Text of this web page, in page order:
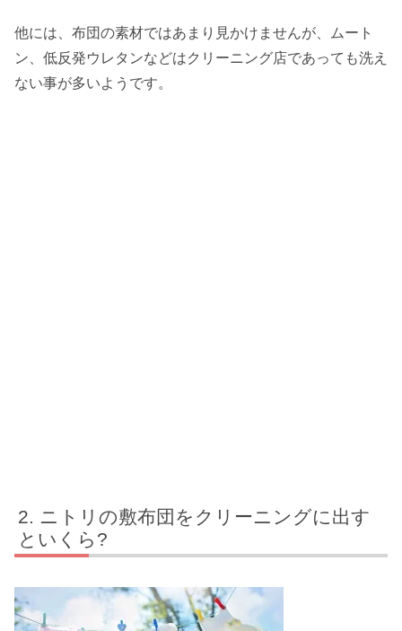
他には、布団の素材ではあまり見かけませんが、ムート
ン、低反発ウレタンなどはクリーニング店であっても洗え
ない事が多いようです。
ニトリの敷布団をクリーニングに出す
といくら?